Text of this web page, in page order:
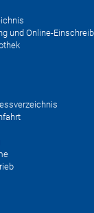
und Online-